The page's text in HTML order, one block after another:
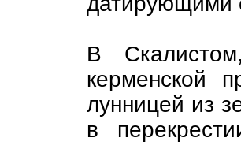
В
керменской
лунницей из
в